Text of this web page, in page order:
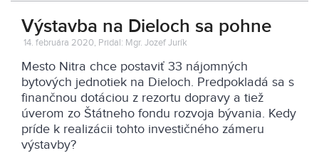
Výstavba na Dieloch sa pohne
14. februára 2020, Pridal: Mgr. Jozef Jurík
Mesto Nitra chce postaviť 33 nájomných
bytových jednotiek na Dieloch. Predpokladá sa s
finančnou dotáciou z rezortu dopravy a tiež
úverom zo Štátneho fondu rozvoja bývania. Kedy
príde k realizácii tohto investičného zámeru
výstavby?